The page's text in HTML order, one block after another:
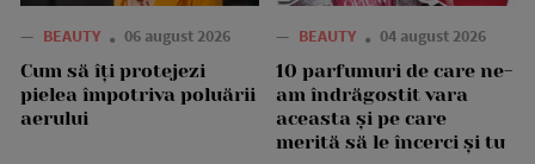
— BEAUTY 06 august 2026
Cum să îți protejezi
pielea împotriva poluării
aerului
— BEAUTY 04 august 2026
10 parfumuri de care ne-
am îndrăgostit vara
aceasta și pe care
merită să le încerci și tu